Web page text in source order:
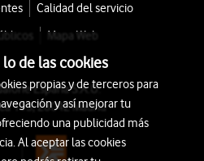
Calidad del servicio
Mapa Web
España S.A.U.
115, 28042 Madrid
lo de las cookies
propias y de terceros para
y así mejorar tu
una publicidad más
Al aceptar las cookies